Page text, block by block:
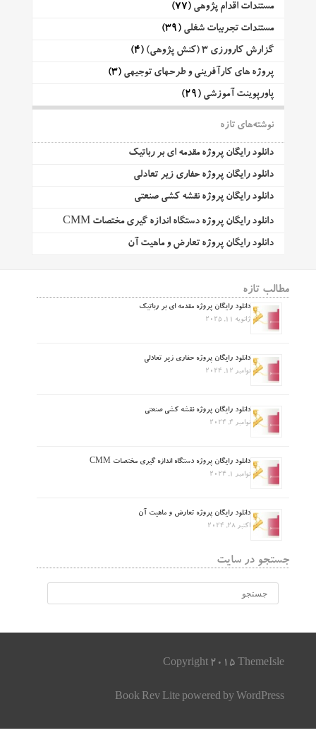
مستندات اقدام پژوهی (77)
مستندات تجربیات شغلی (39)
گزارش کارورزی 3 (کنش پژوهی)
(4)
پروژه های کارآفرینی و طرحهای توجیهی (3)
پاورپوینت آموزشی (29)
نوشته‌های تازه
دانلود رایگان پروژه مقدمه ای بر رباتیک
دانلود رایگان پروژه حفاری زیر تعادلی
دانلود رایگان پروژه نقشه کشی صنعتی
دانلود رایگان پروژه دستگاه اندازه گیری مختصات CMM
دانلود رایگان پروژه تعارض و ماهیت آن
مطالب تازه
دانلود رایگان پروژه مقدمه ای بر رباتیک
ژانویه 11, 2025
دانلود رایگان پروژه حفاری زیر تعادلی
نوامبر 12, 2024
دانلود رایگان پروژه نقشه کشی صنعتی
نوامبر 4, 2024
دانلود رایگان پروژه دستگاه اندازه گیری مختصات CMM
نوامبر 1, 2024
دانلود رایگان پروژه تعارض و ماهیت آن
اکتبر 28, 2024
جستجو در سایت
Copyright 2015 ThemeIsle
Book Rev Lite powered by WordPress